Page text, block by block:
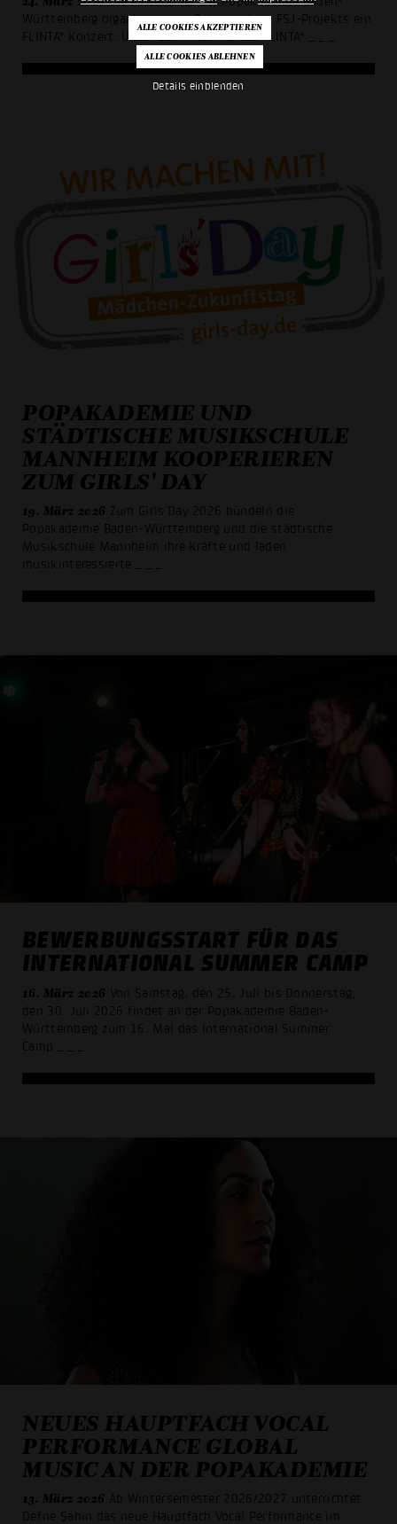
Details einblenden
Württemberg organisieren im Rahmen ihres FSJ-Projekts ein
FLINTA* Konzert. Unter dem Titel: FOKUS FLINTA*
POPAKADEMIE UND
STÄDTISCHE MUSIKSCHULE
MANNHEIM KOOPERIEREN
ZUM GIRLS' DAY
19. März 2026 Zum Girls’Day 2026 bündeln die
Popakademie Baden-Württemberg und die städtische
Musikschule Mannheim ihre Kräfte und laden
musikinteressierte
BEWERBUNGSSTART FÜR DAS
INTERNATIONAL SUMMER CAMP
16. März 2026 Von Samstag, den 25. Juli bis Donnerstag,
den 30. Juli 2026 findet an der Popakademie Baden-
Württemberg zum 16. Mal das International Summer
Camp
NEUES HAUPTFACH VOCAL
PERFORMANCE GLOBAL
MUSIC AN DER POPAKADEMIE
13. März 2026 Ab Wintersemester 2026/2027 unterrichtet
Defne Şahin das neue Hauptfach Vocal Performance im